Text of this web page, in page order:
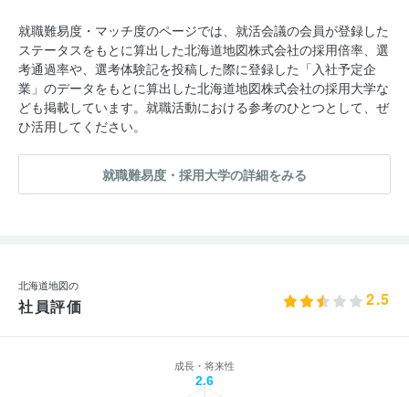
就職難易度・マッチ度のページでは、就活会議の会員が登録した
ステータスをもとに算出した北海道地図株式会社の採用倍率、選
考通過率や、選考体験記を投稿した際に登録した「入社予定企
業」のデータをもとに算出した北海道地図株式会社の採用大学な
ども掲載しています。就職活動における参考のひとつとして、ぜ
ひ活用してください。
就職難易度・採用大学の詳細をみる
北海道地図の
社員評価 2.5
成長・将来性
2.6